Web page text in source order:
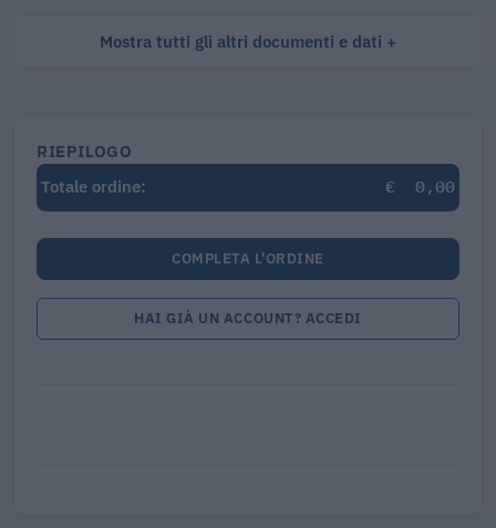
Mostra tutti gli altri documenti e dati
RIEPILOGO
Totale ordine:
€ 0,00
COMPLETA L'ORDINE
HAI GIÀ UN ACCOUNT? ACCEDI